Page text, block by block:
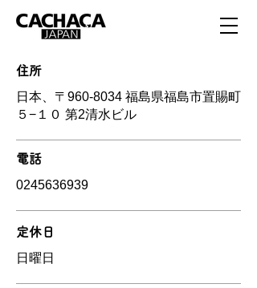
住所
日本、〒960-8034 福島県福島市置賜町
５−１０ 第2清水ビル
電話
0245636939
定休日
日曜日